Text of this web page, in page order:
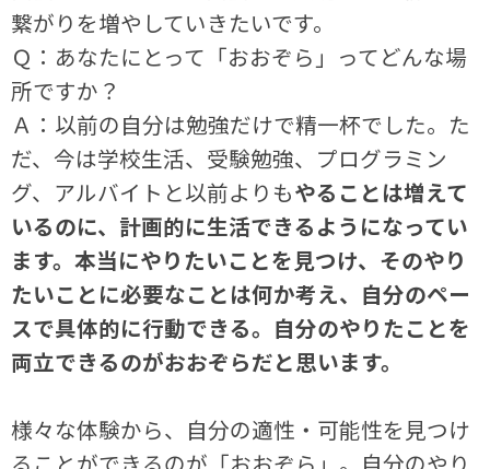
繋がりを増やしていきたいです。
Ｑ：あなたにとって「おおぞら」ってどんな場
所ですか？
Ａ：以前の自分は勉強だけで精一杯でした。た
だ、今は学校生活、受験勉強、プログラミン
グ、アルバイトと以前よりもやることは増えて
いるのに、計画的に生活できるようになってい
ます。本当にやりたいことを見つけ、そのやり
たいことに必要なことは何か考え、自分のペー
スで具体的に行動できる。自分のやりたことを
両立できるのがおおぞらだと思います。
様々な体験から、自分の適性・可能性を見つけ